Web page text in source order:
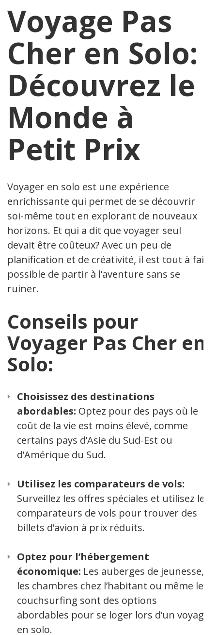
Voyage Pas
Cher en Solo:
Découvrez le
Monde à
Petit Prix
Voyager en solo est une expérience
enrichissante qui permet de se découvrir
soi-même tout en explorant de nouveaux
horizons. Et qui a dit que voyager seul
devait être coûteux? Avec un peu de
planification et de créativité, il est tout à fait
possible de partir à l’aventure sans se
ruiner.
Conseils pour
Voyager Pas Cher en
Solo:
Choisissez des destinations
abordables: Optez pour des pays où le
coût de la vie est moins élevé, comme
certains pays d’Asie du Sud-Est ou
d’Amérique du Sud.
Utilisez les comparateurs de vols:
Surveillez les offres spéciales et utilisez les
comparateurs de vols pour trouver des
billets d’avion à prix réduits.
Optez pour l’hébergement
économique: Les auberges de jeunesse,
les chambres chez l’habitant ou même le
couchsurfing sont des options
abordables pour se loger lors d’un voyage
en solo.